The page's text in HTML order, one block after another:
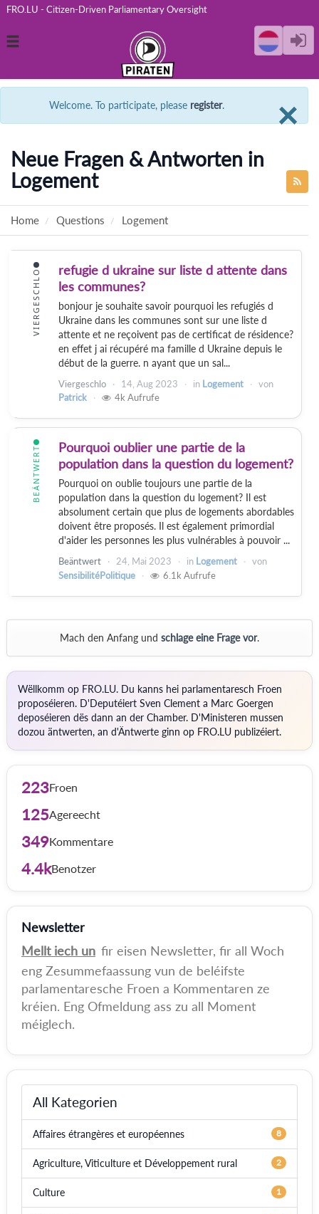
FRO.LU - Citizen-Driven Parliamentary Oversight
Toggle
×
Welcome. To participate, please register.
Neue Fragen & Antworten in
Logement
Home Questions Logement
VIERGESCHLO
refugie d ukraine sur liste d attente dans
les communes?
bonjour je souhaite savoir pourquoi les refugiés d
Ukraine dans les communes sont sur une liste d
attente et ne reçoivent pas de certificat de résidence?
en effet j ai récupéré ma famille d Ukraine depuis le
début de la guerre. n ayant que un sal...
Viergeschlo 14, Aug 2023 in Logement
von
Patrick
4k Aufrufe
BEÄNTWERT
Pourquoi oublier une partie de la
population dans la question du logement?
Pourquoi on oublie toujours une partie de la
population dans la question du logement? Il est
absolument certain que plus de logements abordables
doivent être proposés. Il est également primordial
d'aider les personnes les plus vulnérables à pouvoir ...
Beäntwert 24, Mai 2023 in Logement
von
SensibilitéPolitique
6.1k Aufrufe
Mach den Anfang und schlage eine Frage vor.
Wëllkomm op FRO.LU. Du kanns hei parlamentaresch Froen
proposéieren. D'Deputéiert Sven Clement a Marc Goergen
deposéieren dës dann an der Chamber. D'Ministeren mussen
dozou äntwerten, an d'Äntwerte ginn op FRO.LU publizéiert.
223Froen
125Agereecht
349Kommentare
4.4kBenotzer
Newsletter
Mellt iech un fir eisen Newsletter, fir all Woch
eng Zesummefaassung vun de beléifste
parlamentaresche Froen a Kommentaren ze
kréien. Eng Ofmeldung ass zu all Moment
méiglech.
All Kategorien
Affaires étrangères et européennes 8
Agriculture, Viticulture et Développement rural 2
Culture 1